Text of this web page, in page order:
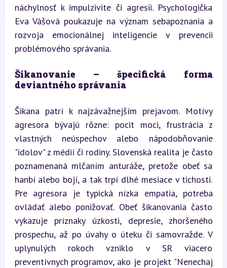
náchylnosť k impulzivite či agresii. Psychologička
Eva Vášová poukazuje na význam sebapoznania a
rozvoja emocionálnej inteligencie v prevencii
problémového správania.
Šikanovanie – špecifická forma
deviantného správania
Šikana patrí k najzávažnejším prejavom. Motívy
agresora bývajú rôzne: pocit moci, frustrácia z
vlastných neúspechov alebo nápodobňovanie
"idolov" z médií či rodiny. Slovenská realita je často
poznamenaná mlčaním anturáže, pretože obeť sa
hanbí alebo bojí, a tak trpí dlhé mesiace v tichosti.
Pre agresora je typická nízka empatia, potreba
ovládať alebo ponižovať. Obeť šikanovania často
vykazuje príznaky úzkosti, depresie, zhoršeného
prospechu, až po úvahy o úteku či samovražde. V
uplynulých rokoch vzniklo v SR viacero
preventívnych programov, ako je projekt "Nenechaj